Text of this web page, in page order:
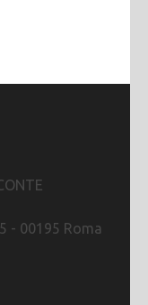
- 00195 Roma